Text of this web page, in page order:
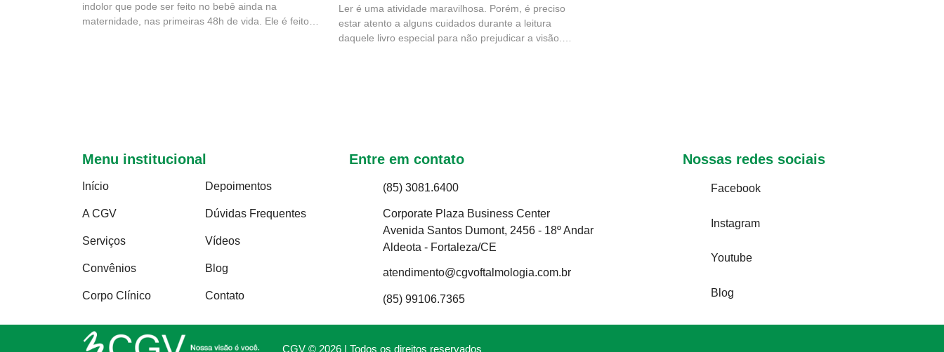
indolor que pode ser feito no bebê ainda na
maternidade, nas primeiras 48h de vida. Ele é feito
Ler é uma atividade maravilhosa. Porém, é preciso
estar atento a alguns cuidados durante a leitura
daquele livro especial para não prejudicar a visão.
Menu institucional
Início Depoimentos
A CGV Dúvidas Frequentes
Serviços Vídeos
Convênios Blog
Corpo Clínico Contato
Entre em contato
(85) 3081.6400
Corporate Plaza Business Center
Avenida Santos Dumont, 2456 - 18º Andar
Aldeota - Fortaleza/CE
atendimento@cgvoftalmologia.com.br
(85) 99106.7365
Nossas redes sociais
Facebook
Instagram
Youtube
Blog
CGV © 2026 | Todos os direitos reservados